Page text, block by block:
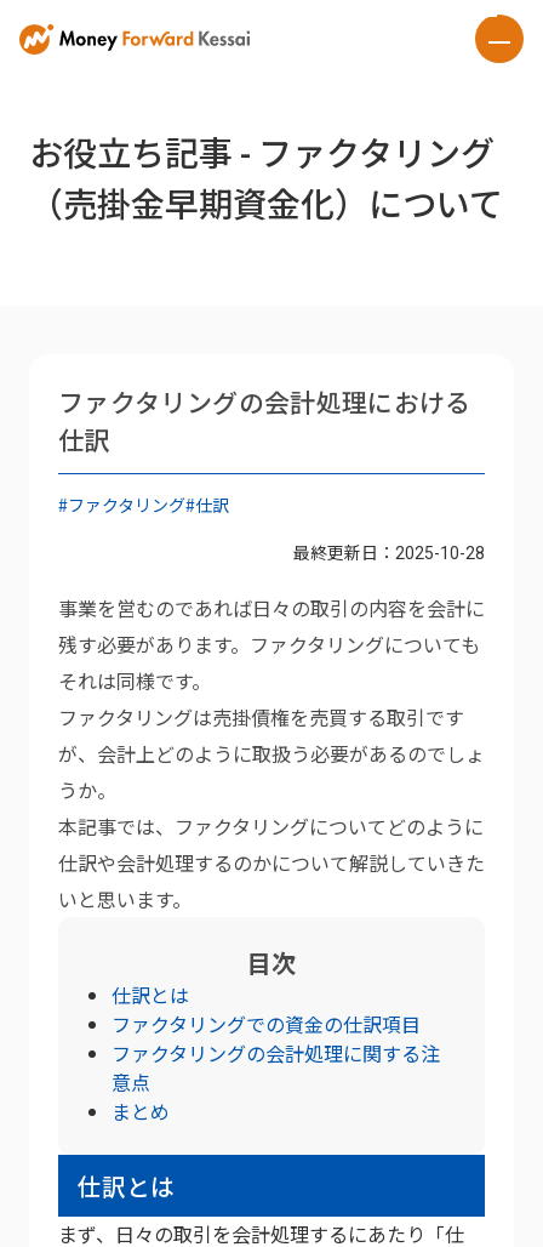
お役立ち記事 - ファクタリング
（売掛金早期資金化）について
ファクタリングの会計処理における
仕訳
#ファクタリング#仕訳
最終更新日： 2025-10-28
事業を営むのであれば日々の取引の内容を会計に
残す必要があります。ファクタリングについても
それは同様です。
ファクタリングは売掛債権を売買する取引です
が、会計上どのように取扱う必要があるのでしょ
うか。
本記事では、ファクタリングについてどのように
仕訳や会計処理するのかについて解説していきた
いと思います。
目次
仕訳とは
ファクタリングでの資金の仕訳項目
ファクタリングの会計処理に関する注
意点
まとめ
仕訳とは
まず、日々の取引を会計処理するにあたり「仕